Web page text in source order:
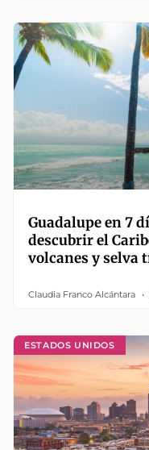
Guadalupe en 7
descubrir el
volcanes y selva
Claudia Franco Alcántara
ESTADOS UNIDOS